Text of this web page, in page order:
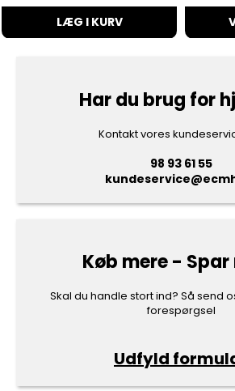
LÆG I KURV
Har du brug for
Kontakt vores
98 93 61 55
Køb mere - Spar
Skal du handle stort ind? Så send
forespørgsel
Udfyld